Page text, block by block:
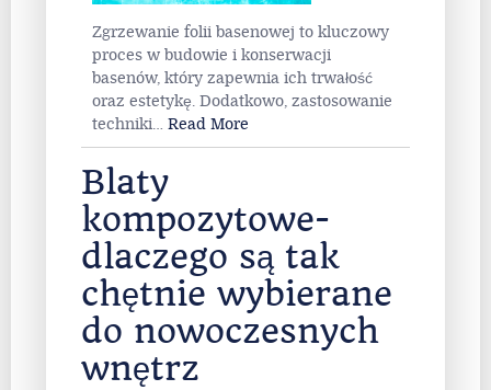
Zgrzewanie folii basenowej to kluczowy
proces w budowie i konserwacji
basenów, który zapewnia ich trwałość
oraz estetykę. Dodatkowo, zastosowanie
techniki… Read More
Blaty
kompozytowe-
dlaczego są tak
chętnie wybierane
do nowoczesnych
wnętrz